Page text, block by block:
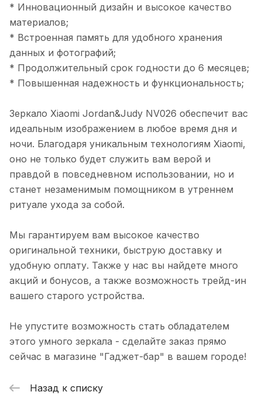
* Инновационный дизайн и высокое качество
материалов;
* Встроенная память для удобного хранения
данных и фотографий;
* Продолжительный срок годности до 6 месяцев;
* Повышенная надежность и функциональность;
Зеркало Xiaomi Jordan&Judy NV026 обеспечит вас
идеальным изображением в любое время дня и
ночи. Благодаря уникальным технологиям Xiaomi,
оно не только будет служить вам верой и
правдой в повседневном использовании, но и
станет незаменимым помощником в утреннем
ритуале ухода за собой.
Мы гарантируем вам высокое качество
оригинальной техники, быструю доставку и
удобную оплату. Также у нас вы найдете много
акций и бонусов, а также возможность трейд-ин
вашего старого устройства.
Не упустите возможность стать обладателем
этого умного зеркала - сделайте заказ прямо
сейчас в магазине "Гаджет-бар" в вашем городе!
Назад к списку